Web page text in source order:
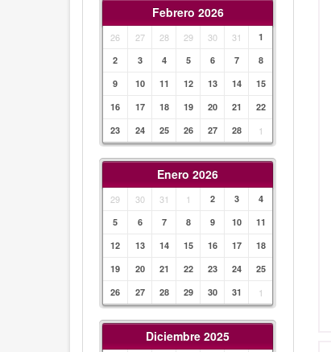
Febrero 2026
26 27 28 29 30 31
1
2
3 4 5 6 7
8
9
10 11 12 13 14
15
16
17 18 19 20 21
22
23
24 25 26 27 28 1
Enero 2026
29 30 31 1 2 3
4
5
6 7 8 9 10
11
12
13 14 15 16 17
18
19
20 21 22 23 24
25
26
27 28 29 30 31 1
Diciembre 2025